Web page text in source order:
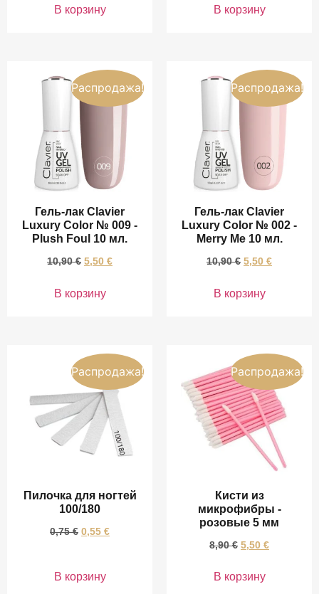
В корзину В корзину
Распродажа!
Гель-лак Clavier
Luxury Color № 009 -
Plush Foul 10 мл.
10,90€ 5,50 €
В корзину
Распродажа!
Гель-лак Clavier
Luxury Color № 002 -
Merry Me 10 мл.
10,90€ 5,50 €
В корзину
Распродажа!
Пилочка для ногтей
100/180
0,75€ 0,55 €
В корзину
Распродажа!
Кисти из
микрофибры -
розовые 5 мм
8,90€ 5,50 €
В корзину